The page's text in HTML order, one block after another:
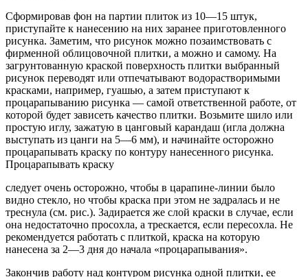
Сформировав фон на партии плиток из 10—15 штук,
приступайте к нанесению на них заранее приготовлен­ного
рисунка. Заметим, что рисунок можно позаимство­вать с
фирменной облицовочной плитки, а можно и само­му. На
загрунтованную краской поверхность плитки выбранный
рисунок переводят или отпечатывают водо­растворимыми
красками, например, гуашью, а затем приступают к
процарапыванию рисунка — самой от­ветственной работе, от
которой будет зависеть качество плитки. Возьмите шило или
простую иглу, зажатую в цан­говый карандаш (игла должна
выступать из цанги на 5—6 мм), и начинайте осторожно
процарапывать краску по контуру нанесенного рисунка.
Процарапывать краску
следует очень осторожно, чтобы в царапине-линии было
видно стекло, но чтобы краска при этом не задралась и не
треснула (см. рис.). Задирается же слой краски в слу­чае, если
она недостаточно просохла, а трескается, если пересохла. Не
рекомендуется работать с плиткой, краска на которую
нанесена за 2—3 дня до начала «процарапы­вания».
Закончив работу над контуром рисунка одной плит­ки, ее